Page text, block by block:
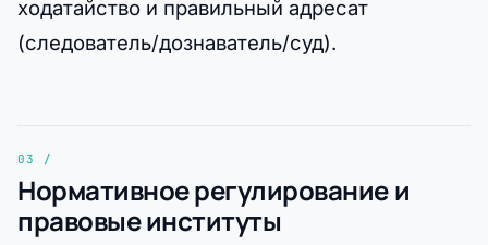
ходатайство и правильный адресат
(следователь/дознаватель/суд).
Нормативное регулирование и
правовые институты